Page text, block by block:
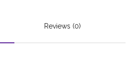
Reviews (0)